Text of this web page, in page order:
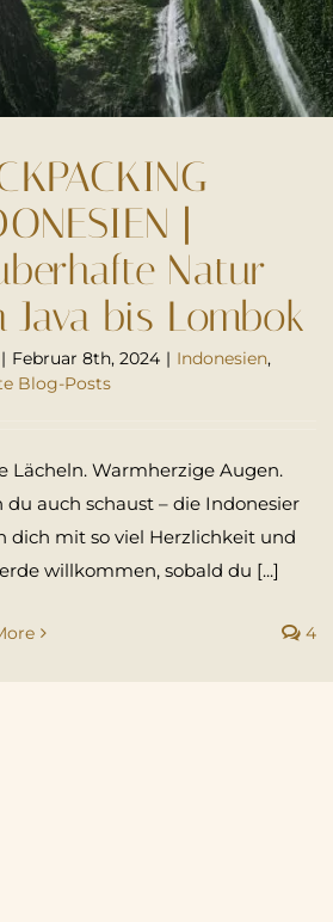
|
Natur
Java bis Lombok
| Februar 8th, 2024 | Indonesien,
Blog-Posts
Lächeln. Warmherzige Augen.
du auch schaust – die Indonesier
dich mit so viel Herzlichkeit und
willkommen, sobald du [...]
4